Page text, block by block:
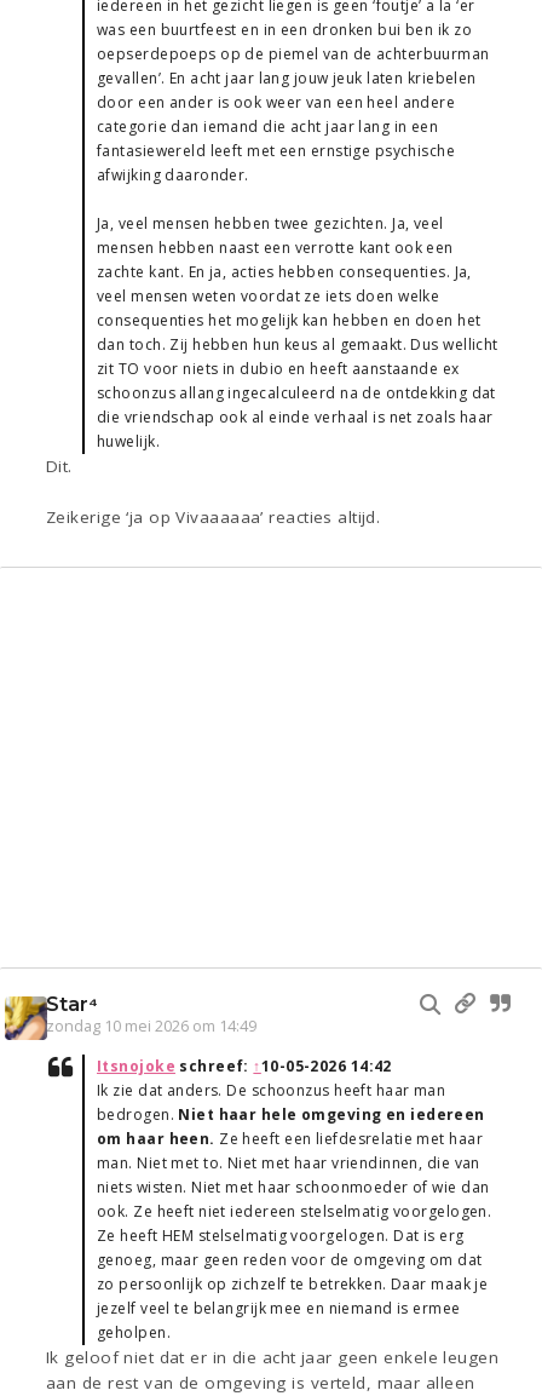
iedereen in het gezicht liegen is geen ‘foutje’ a la ‘er
was een buurtfeest en in een dronken bui ben ik zo
oepserdepoeps op de piemel van de achterbuurman
gevallen’. En acht jaar lang jouw jeuk laten kriebelen
door een ander is ook weer van een heel andere
categorie dan iemand die acht jaar lang in een
fantasiewereld leeft met een ernstige psychische
afwijking daaronder.
Ja, veel mensen hebben twee gezichten. Ja, veel
mensen hebben naast een verrotte kant ook een
zachte kant. En ja, acties hebben consequenties. Ja,
veel mensen weten voordat ze iets doen welke
consequenties het mogelijk kan hebben en doen het
dan toch. Zij hebben hun keus al gemaakt. Dus wellicht
zit TO voor niets in dubio en heeft aanstaande ex
schoonzus allang ingecalculeerd na de ontdekking dat
die vriendschap ook al einde verhaal is net zoals haar
huwelijk.
Dit.
Zeikerige ‘ja op Vivaaaaaa’ reacties altijd.
Star⁴
zondag 10 mei 2026 om 14:49
Itsnojoke schreef: ↑10-05-2026 14:42
Ik zie dat anders. De schoonzus heeft haar man
bedrogen. Niet haar hele omgeving en iedereen
om haar heen. Ze heeft een liefdesrelatie met haar
man. Niet met to. Niet met haar vriendinnen, die van
niets wisten. Niet met haar schoonmoeder of wie dan
ook. Ze heeft niet iedereen stelselmatig voorgelogen.
Ze heeft HEM stelselmatig voorgelogen. Dat is erg
genoeg, maar geen reden voor de omgeving om dat
zo persoonlijk op zichzelf te betrekken. Daar maak je
jezelf veel te belangrijk mee en niemand is ermee
geholpen.
Ik geloof niet dat er in die acht jaar geen enkele leugen
aan de rest van de omgeving is verteld, maar alleen